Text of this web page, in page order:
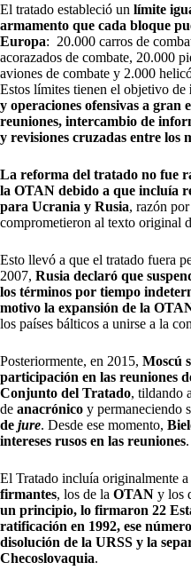
El tratado estableció un límite
armamento que cada bloque
Europa: 20.000 carros de
acorazados de combate, 20.000
aviones de combate y 2.000
Estos límites tienen el objetivo de
y operaciones ofensivas a gran
reuniones, intercambio de
y revisiones cruzadas entre los
La reforma del tratado no fue
la OTAN debido a que incluía
para Ucrania y Rusia, razón
comprometieron al texto original
Esto llevó a que el tratado fuera
2007, Rusia declaró que
los términos por tiempo
motivo la expansión de la
los países bálticos a unirse a la
Posteriormente, en 2015, Moscú
participación en las reuniones
Conjunto del Tratado, tildando
de anacrónico y permaneciendo
de jure. Desde ese momento,
intereses rusos en las reuniones.
El Tratado incluía originalmente a
firmantes, los de la OTAN y los
un principio, lo firmaron 22
ratificación en 1992, ese
disolución de la URSS y la
Checoslovaquia.